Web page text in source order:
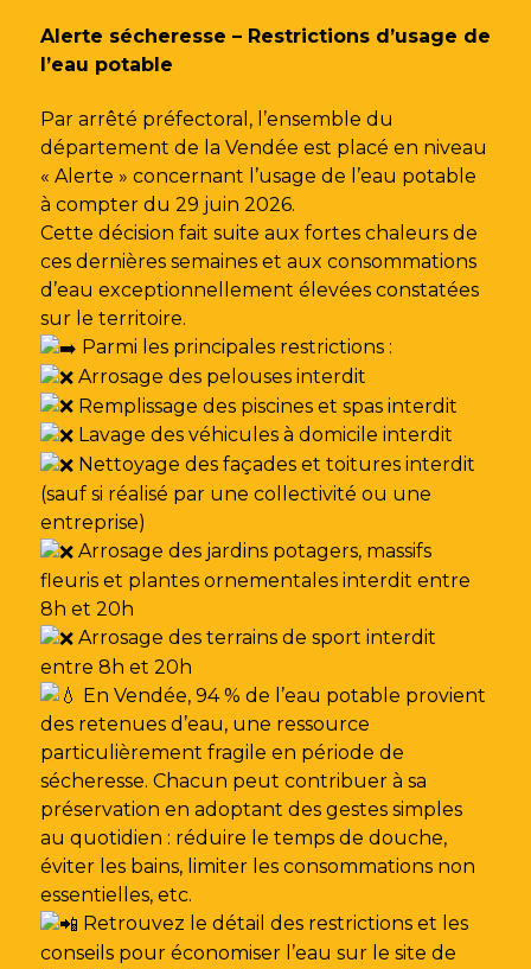
Alerte sécheresse – Restrictions d’usage de
l’eau potable
Par arrêté préfectoral, l’ensemble du
département de la Vendée est placé en niveau
« Alerte » concernant l’usage de l’eau potable
à compter du 29 juin 2026.
Cette décision fait suite aux fortes chaleurs de
ces dernières semaines et aux consommations
d’eau exceptionnellement élevées constatées
sur le territoire.
Parmi les principales restrictions :
Arrosage des pelouses interdit
Remplissage des piscines et spas interdit
Lavage des véhicules à domicile interdit
Nettoyage des façades et toitures interdit
(sauf si réalisé par une collectivité ou une
entreprise)
Arrosage des jardins potagers, massifs
fleuris et plantes ornementales interdit entre
8h et 20h
Arrosage des terrains de sport interdit
entre 8h et 20h
En Vendée, 94 % de l’eau potable provient
des retenues d’eau, une ressource
particulièrement fragile en période de
sécheresse. Chacun peut contribuer à sa
préservation en adoptant des gestes simples
au quotidien : réduire le temps de douche,
éviter les bains, limiter les consommations non
essentielles, etc.
Retrouvez le détail des restrictions et les
conseils pour économiser l’eau sur le site de